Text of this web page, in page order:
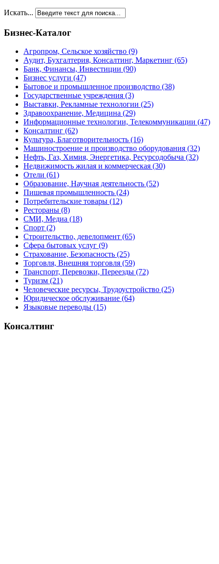
Искать...
Бизнес-Каталог
Агропром, Сельское хозяйство (9)
Аудит, Бухгалтерия, Консалтинг, Маркетинг (65)
Банк, Финансы, Инвестиции (90)
Бизнес услуги (47)
Бытовое и промышленное производство (38)
Государственные учреждения (3)
Выставки, Рекламные технологии (25)
Здравоохранение, Медицина (29)
Информационные технологии, Телекоммуникации (47)
Консалтинг (62)
Культура, Благотворительность (16)
Машиностроение и производство оборудования (32)
Нефть, Газ, Химия, Энергетика, Ресурсодобыча (32)
Недвижимость жилая и коммерческая (30)
Отели (61)
Образование, Научная деятельность (52)
Пишевая промышленность (24)
Потребительские товары (12)
Рестораны (8)
СМИ, Медиа (18)
Спорт (2)
Строительство, девелопмент (65)
Сфера бытовых услуг (9)
Страхование, Безопасность (25)
Торговля, Внешняя торговля (59)
Транспорт, Перевозки, Переезды (72)
Туризм (21)
Человеческие ресурсы, Трудоустройство (25)
Юридическое обслуживание (64)
Языковые переводы (15)
Консалтинг